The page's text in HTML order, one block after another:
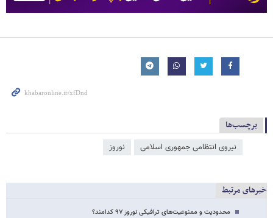
برچسب‌ها
نیروی انتظامی جمهوری اسلامی نوروز
خبرهای مرتبط
محدودیت‌ و ممنوعیت‌های ترافیکی نوروز ۹۷ کدامند؟